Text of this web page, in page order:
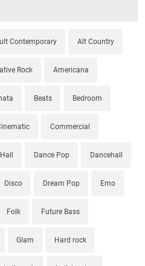
Contemporary Alt Country
Rock Americana
Beats Bedroom
Commercial
Dance Pop Dancehall
Disco Dream Pop Emo
Folk Future Bass
Glam Hard rock